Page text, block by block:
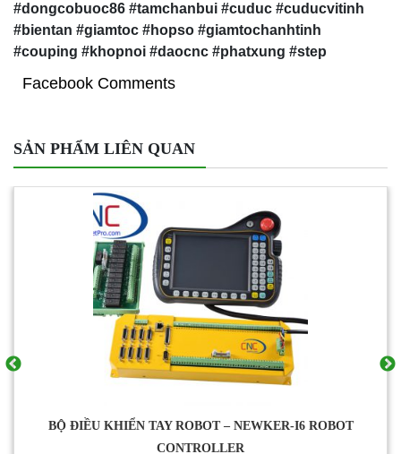
#dongcobuoc86 #tamchanbui #cuduc #cuducvitinh
#bientan #giamtoc #hopso #giamtochanhtinh
#couping #khopnoi #daocnc #phatxung #step
Facebook Comments
SẢN PHẨM LIÊN QUAN
I6 ROBOT
MỎ CẮT HƠI